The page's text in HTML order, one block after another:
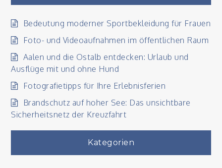
Bedeutung moderner Sportbekleidung für Frauen
Foto- und Videoaufnahmen im öffentlichen Raum
Aalen und die Ostalb entdecken: Urlaub und
Ausflüge mit und ohne Hund
Fotografietipps für Ihre Erlebnisferien
Brandschutz auf hoher See: Das unsichtbare
Sicherheitsnetz der Kreuzfahrt
Kategorien